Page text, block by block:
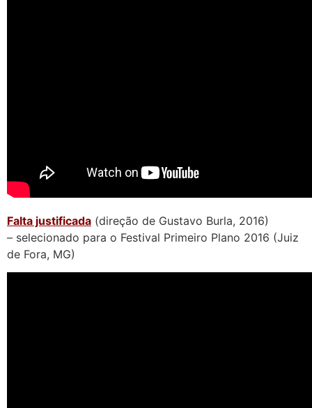
Falta justificada (direção de Gustavo Burla, 2016)
– selecionado para o Festival Primeiro Plano 2016 (Juiz
de Fora, MG)